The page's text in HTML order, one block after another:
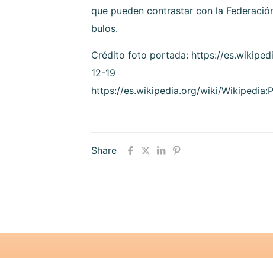
que pueden contrastar con la
bulos.
Crédito foto portada: https://
12-19
https://es.wikipedia.org/wiki/
Share